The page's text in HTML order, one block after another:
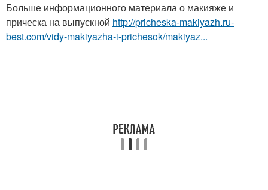
Больше информационного материала о макияже и
прическа на выпускной http://pricheska-makiyazh.ru-
best.com/vidy-makiyazha-i-prichesok/makiyaz...